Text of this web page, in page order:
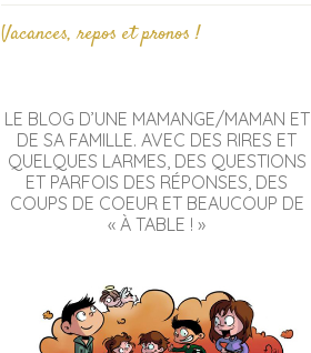
Vacances, repos et pronos !
LE BLOG D’UNE MAMANGE/MAMAN ET
DE SA FAMILLE. AVEC DES RIRES ET
QUELQUES LARMES, DES QUESTIONS
ET PARFOIS DES RÉPONSES, DES
COUPS DE COEUR ET BEAUCOUP DE
« À TABLE ! »